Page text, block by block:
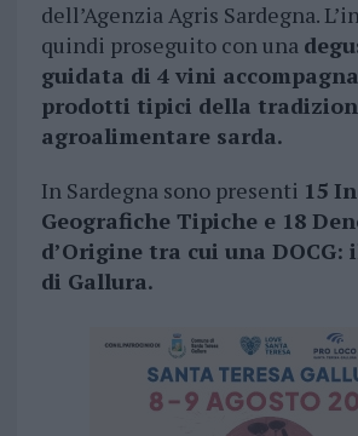
dell’Agenzia Agris Sardegna.
quindi proseguito con una
guidata di 4 vini
prodotti tipici della
agroalimentare sarda.
In Sardegna sono presenti 15
Geografiche Tipiche e 18
d’Origine tra cui una
di Gallura.